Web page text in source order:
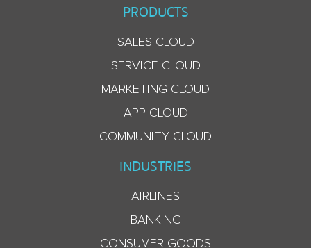
PRODUCTS
SALES CLOUD
SERVICE CLOUD
MARKETING CLOUD
APP CLOUD
COMMUNITY CLOUD
INDUSTRIES
AIRLINES
BANKING
CONSUMER GOODS